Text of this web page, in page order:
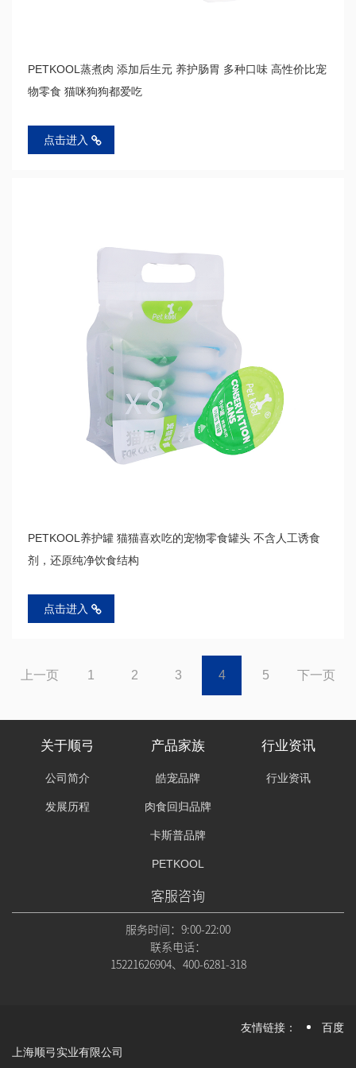
PETKOOL蒸煮肉 添加后生元 养护肠胃 多种口味 高性价比宠
物零食 猫咪狗狗都爱吃
点击进入
PETKOOL养护罐 猫猫喜欢吃的宠物零食罐头 不含人工诱食
剂，还原纯净饮食结构
点击进入
上一页 1 2 3 4 5 下一页
关于顺弓
公司简介
发展历程
产品家族
皓宠品牌
肉食回归品牌
卡斯普品牌
PETKOOL
行业资讯
行业资讯
客服咨询
服务时间：9:00-22:00
联系电话：
15221626904、400-6281-318
友情链接：
百度
上海顺弓实业有限公司